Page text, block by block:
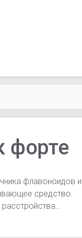
форте
флавоноидов и
средство.